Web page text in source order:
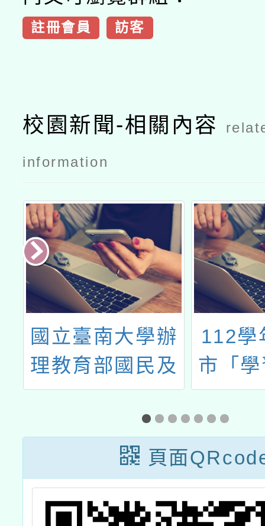
註冊會員 訪客
校園新聞-相關內容
information
國立臺南大學辦
理教育部國民及
學前教育署
「112學年度國
民中小學數學科
學生學習扶助教
材研發計畫」之
112學
市「
整體
畫子
一：
教師
頁面